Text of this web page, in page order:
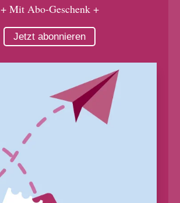
+ Mit Abo-Geschenk +
Jetzt abonnieren